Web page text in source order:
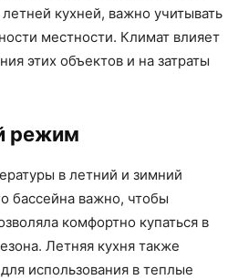
кухней, важно учитывать
местности. Климат влияет
этих объектов и на затраты
режим
в летний и зимний
бассейна важно, чтобы
комфортно купаться в
Летняя кухня также
использования в теплые